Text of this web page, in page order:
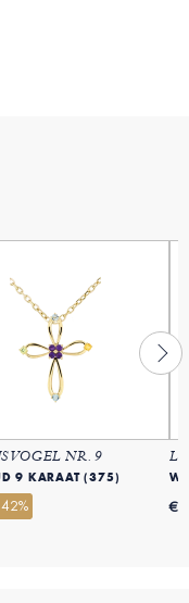
NR. 9
9 KARAAT (375)
€